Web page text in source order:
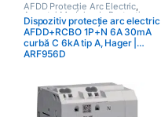
AFDD Protecție Arc Electric,
Aparataj Modular de Protecție
Distribuția Energiei
Dispozitiv protecție arc electric
AFDD+RCBO 1P+N 6A 30mA
curbă C 6kA tip A, Hager |
ARF956D